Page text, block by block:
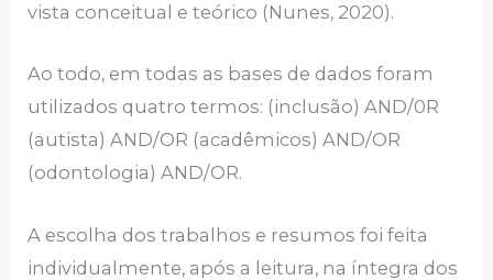
vista conceitual e teórico (Nunes, 2020).
Ao todo, em todas as bases de dados foram
utilizados quatro termos: (inclusão) AND/0R
(autista) AND/OR (acadêmicos) AND/OR
(odontologia) AND/OR.
A escolha dos trabalhos e resumos foi feita
individualmente, após a leitura, na íntegra dos